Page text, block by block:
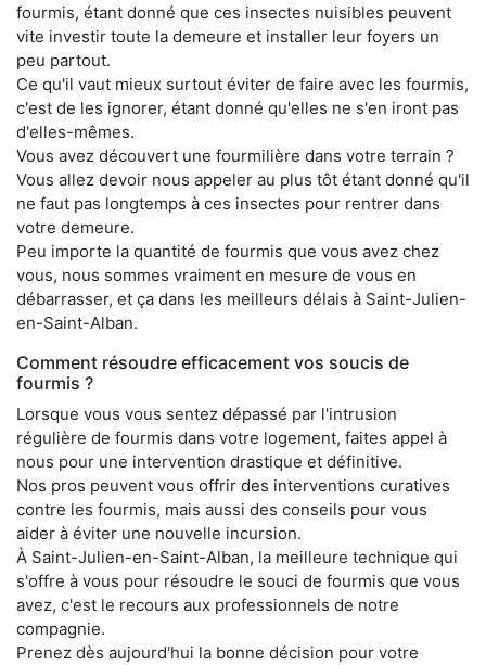
fourmis, étant donné que ces insectes nuisibles peuvent
vite investir toute la demeure et installer leur foyers un
peu partout.
Ce qu'il vaut mieux surtout éviter de faire avec les fourmis,
c'est de les ignorer, étant donné qu'elles ne s'en iront pas
d'elles-mêmes.
Vous avez découvert une fourmilière dans votre terrain ?
Vous allez devoir nous appeler au plus tôt étant donné qu'il
ne faut pas longtemps à ces insectes pour rentrer dans
votre demeure.
Peu importe la quantité de fourmis que vous avez chez
vous, nous sommes vraiment en mesure de vous en
débarrasser, et ça dans les meilleurs délais à Saint-Julien-
en-Saint-Alban.
Comment résoudre efficacement vos soucis de
fourmis ?
Lorsque vous vous sentez dépassé par l'intrusion
régulière de fourmis dans votre logement, faites appel à
nous pour une intervention drastique et définitive.
Nos pros peuvent vous offrir des interventions curatives
contre les fourmis, mais aussi des conseils pour vous
aider à éviter une nouvelle incursion.
À Saint-Julien-en-Saint-Alban, la meilleure technique qui
s'offre à vous pour résoudre le souci de fourmis que vous
avez, c'est le recours aux professionnels de notre
compagnie.
Prenez dès aujourd'hui la bonne décision pour votre